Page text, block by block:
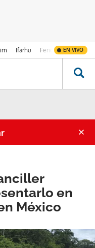
Ifarhu Fenómeno de El
EN VIVO
en
México